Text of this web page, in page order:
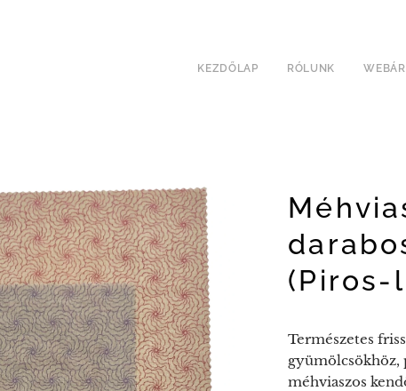
KEZDŐLAP RÓLUNK
(Piros-
Természetes
gyümölcsökhöz,
méhviaszos